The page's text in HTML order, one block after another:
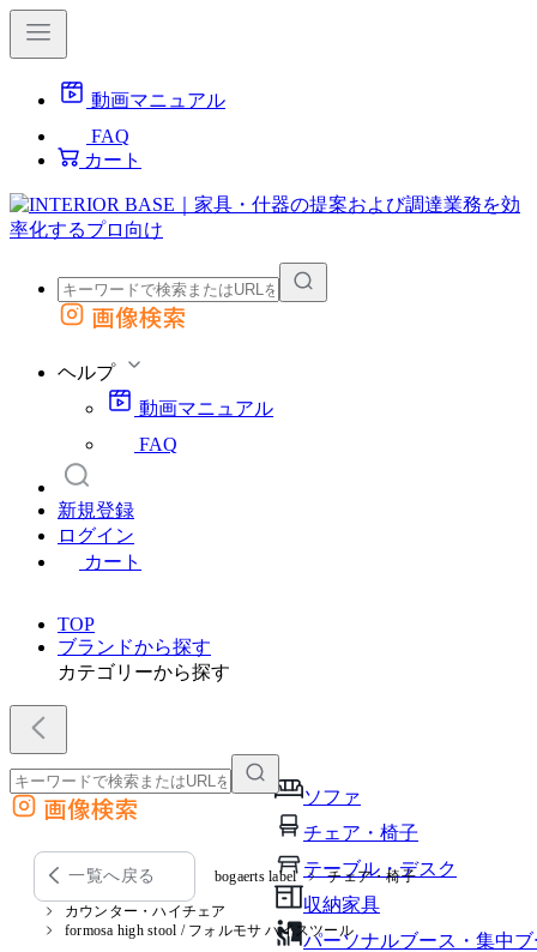
動画マニュアル
FAQ
カート
外部サイトの商品をカートに追加
画像検索
ヘルプ
動画マニュアル
FAQ
新規登録
ログイン
カート
TOP
ブランドから探す
カテゴリーから探す
ソファ
チェア・椅子
テーブル・デスク
収納家具
パーソナルブース・集中
外部サイトの商品をカートに追加
他のサイトで見つけた商品ページのURLを貼り付けて、カートに追加できます
画像検索
一覧へ戻る bogaerts label チェア・椅子
カウンター・ハイチェア
formosa high stool / フォルモサ ハイスツール